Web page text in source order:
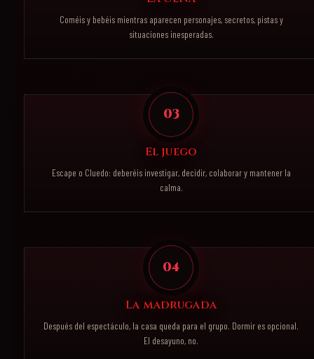
Coméis y bebéis mientras aparecen personajes, secretos, pistas y
situaciones inesperadas.
03
El juego
Escape o Cluedo: deberéis investigar, decidir, colaborar y mantener la
calma.
04
La madrugada
Después del espectáculo, la casa queda para el grupo. Dormir es opcional.
El desayuno, no.